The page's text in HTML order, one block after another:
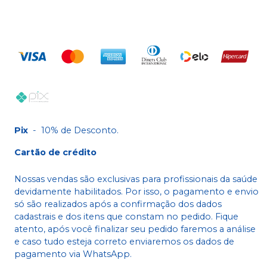
Pix - 10% de Desconto.
Cartão de crédito
Nossas vendas são exclusivas para profissionais da saúde
devidamente habilitados. Por isso, o pagamento e envio
só são realizados após a confirmação dos dados
cadastrais e dos itens que constam no pedido. Fique
atento, após você finalizar seu pedido faremos a análise
e caso tudo esteja correto enviaremos os dados de
pagamento via WhatsApp.